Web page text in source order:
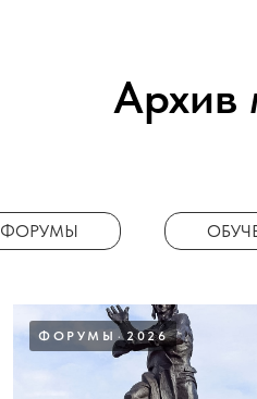
Архив
ФОРУМЫ
ФОРУМЫ 2026